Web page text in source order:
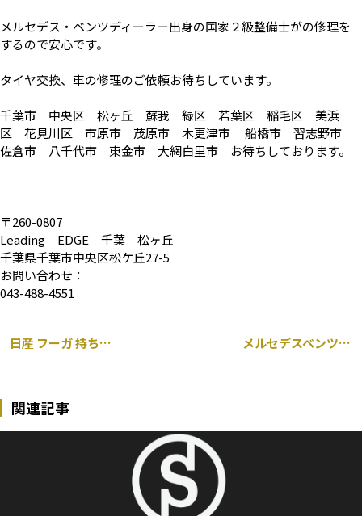
メルセデス・ベンツディーラー出身の国家２級整備士がの修理を
するので安心です。
タイヤ交換、車の修理のご依頼お待ちしています。
千葉市 中央区 松ヶ丘 蘇我 緑区 若葉区 稲毛区 美浜
区 花見川区 市原市 茂原市 木更津市 船橋市 習志野市
佐倉市 八千代市 東金市 大網白里市 お待ちしております。
〒260-0807
Leading EDGE 千葉 松ヶ丘
千葉県千葉市中央区松ケ丘27-5
お問い合わせ：
043-488-4551
日産 フーガ 持ち込み ウィンカーミラー カバー 取り付け メルセデスベンツ Sクラス 3 台同時入庫しています！
関連記事